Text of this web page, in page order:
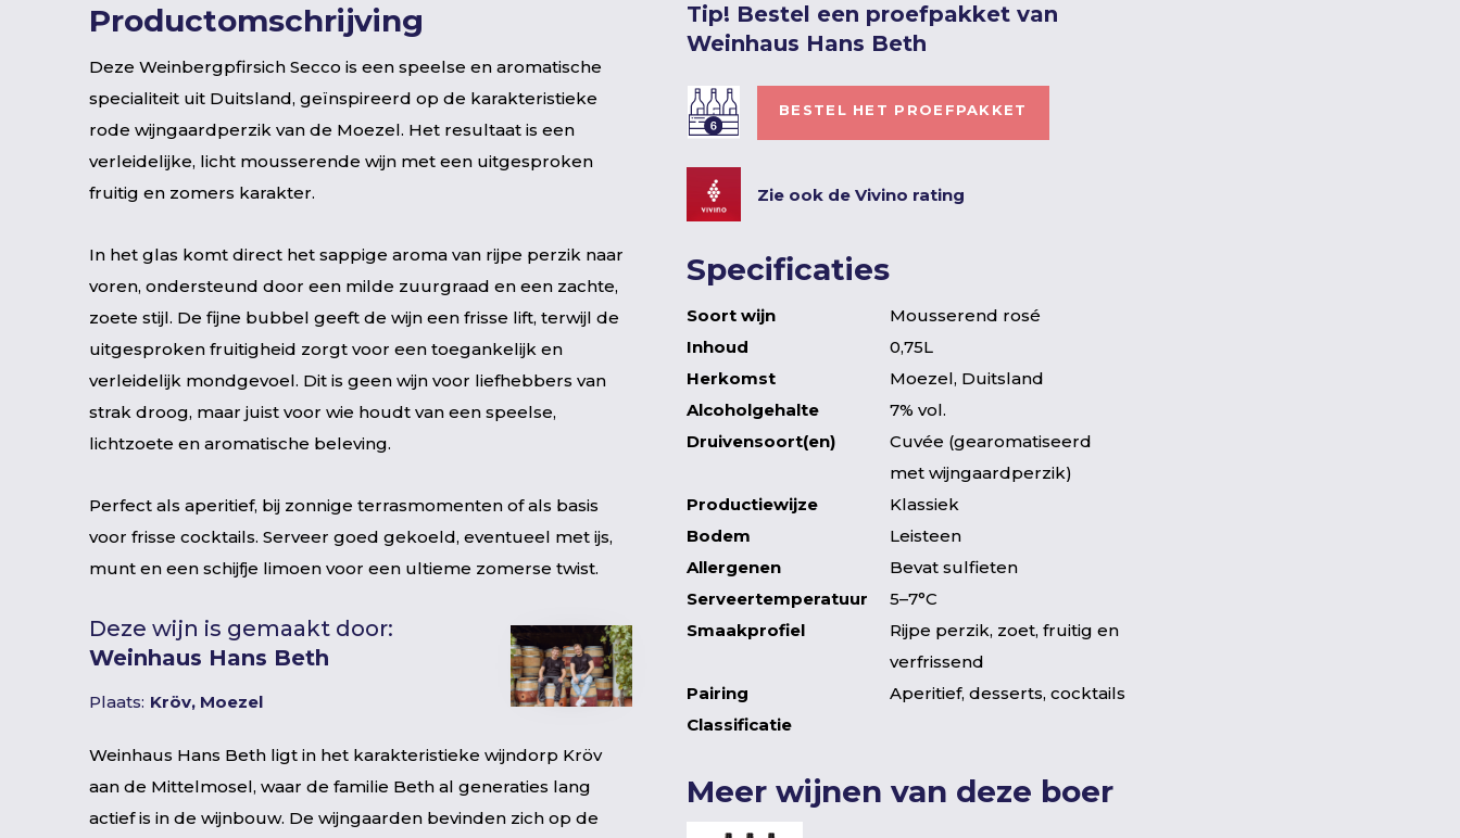
Productomschrijving
Deze Weinbergpfirsich Secco is een speelse en aromatische
specialiteit uit Duitsland, geïnspireerd op de karakteristieke
rode wijngaardperzik van de Moezel. Het resultaat is een
verleidelijke, licht mousserende wijn met een uitgesproken
fruitig en zomers karakter.
In het glas komt direct het sappige aroma van rijpe perzik naar
voren, ondersteund door een milde zuurgraad en een zachte,
zoete stijl. De fijne bubbel geeft de wijn een frisse lift, terwijl de
uitgesproken fruitigheid zorgt voor een toegankelijk en
verleidelijk mondgevoel. Dit is geen wijn voor liefhebbers van
strak droog, maar juist voor wie houdt van een speelse,
lichtzoete en aromatische beleving.
Perfect als aperitief, bij zonnige terrasmomenten of als basis
voor frisse cocktails. Serveer goed gekoeld, eventueel met ijs,
munt en een schijfje limoen voor een ultieme zomerse twist.
Deze wijn is gemaakt door:
Weinhaus Hans Beth
Plaats: Kröv, Moezel
Weinhaus Hans Beth ligt in het karakteristieke wijndorp Kröv
aan de Mittelmosel, waar de familie Beth al generaties lang
actief is in de wijnbouw. De wijngaarden bevinden zich op de
Tip! Bestel een proefpakket van
Weinhaus Hans Beth
BESTEL HET PROEFPAKKET
Zie ook de Vivino rating
Specificaties
Soort wijn
Mousserend rosé
Inhoud
0,75L
Herkomst
Moezel, Duitsland
Alcoholgehalte
7% vol.
Druivensoort(en)
Cuvée (gearomatiseerd
met wijngaardperzik)
Productiewijze
Klassiek
Bodem
Leisteen
Allergenen
Bevat sulfieten
Serveertemperatuur
5–7°C
Smaakprofiel
Rijpe perzik, zoet, fruitig en
verfrissend
Pairing
Aperitief, desserts, cocktails
Classificatie
Meer wijnen van deze boer